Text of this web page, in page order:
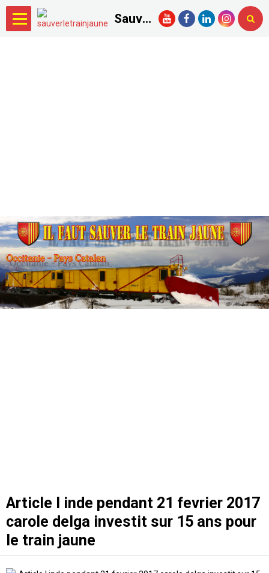
Sauver le Train Jaune.com
Article l inde pendant 21 fevrier 2017
carole delga investit sur 15 ans pour
le train jaune